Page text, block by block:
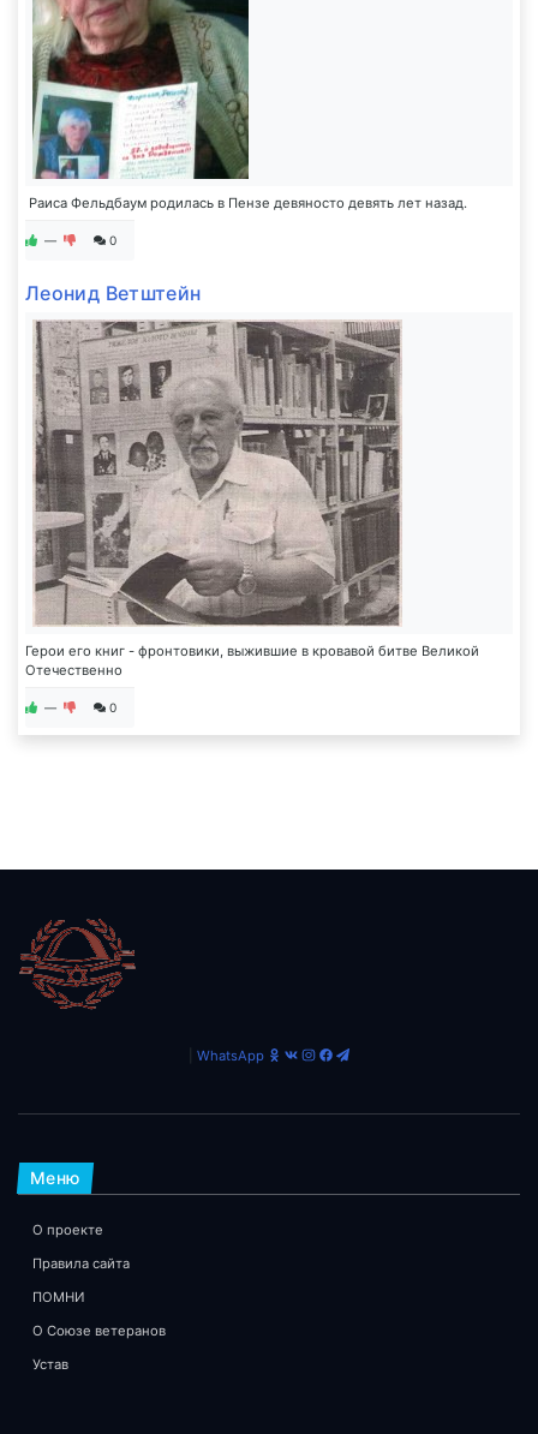
Раиса Фельдбаум родилась в Пензе девяносто девять лет назад.
— 0
Леонид Ветштейн
Герои его книг - фронтовики, выжившие в кровавой битве Великой
Отечественно
— 0
WhatsApp
Меню
О проекте
Правила сайта
ПОМНИ
О Союзе ветеранов
Устав